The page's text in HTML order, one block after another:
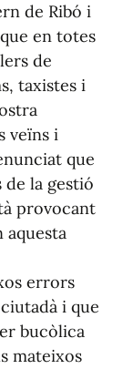
de Ribó i
en totes
de
taxistes i
veïns i
que
de la gestió
provocant
errors
i que
bucòlica
mateixos